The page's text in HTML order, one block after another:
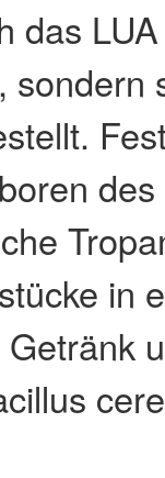
das
sondern
des
in